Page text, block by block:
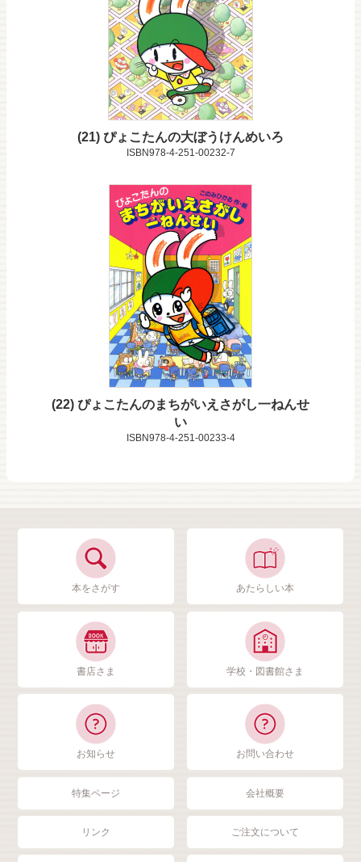
21 ぴょこたんの大ぼうけんめいろ
ISBN978-4-251-00232-7
22 ぴょこたんのまちがいえさがし一ねんせ
い
ISBN978-4-251-00233-4
本をさがす あたらしい本
書店さま 学校・図書館さま
お知らせ お問い合わせ
特集ページ 会社概要
リンク ご注文について